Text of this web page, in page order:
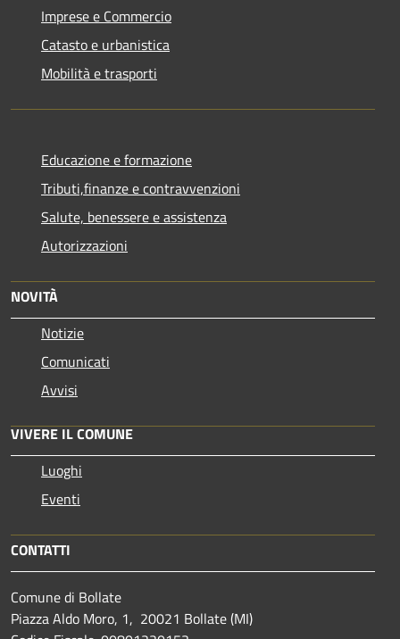
Imprese e Commercio
Catasto e urbanistica
Mobilità e trasporti
Educazione e formazione
Tributi,finanze e contravvenzioni
Salute, benessere e assistenza
Autorizzazioni
NOVITÀ
Notizie
Comunicati
Avvisi
VIVERE IL COMUNE
Luoghi
Eventi
CONTATTI
Comune di Bollate
Piazza Aldo Moro, 1, 20021 Bollate (MI)